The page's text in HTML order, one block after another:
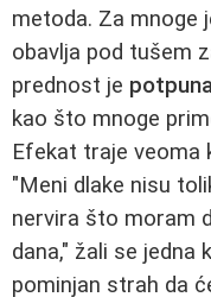
metoda. Za mnoge
obavlja pod tušem
prednost je
kao što mnoge
Efekat traje veoma
"Meni dlake nisu
nervira što moram
dana," žali se
pominjan strah da